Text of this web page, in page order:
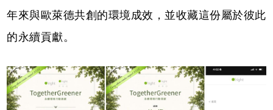
年來與歐萊德共創的環境成效，並收藏這份屬於彼此
的永續貢獻。